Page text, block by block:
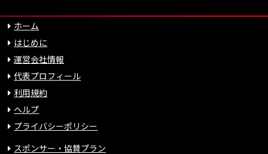
ホーム
はじめに
運営会社情報
代表プロフィール
利用規約
ヘルプ
プライバシーポリシー
スポンサー・協賛プラン